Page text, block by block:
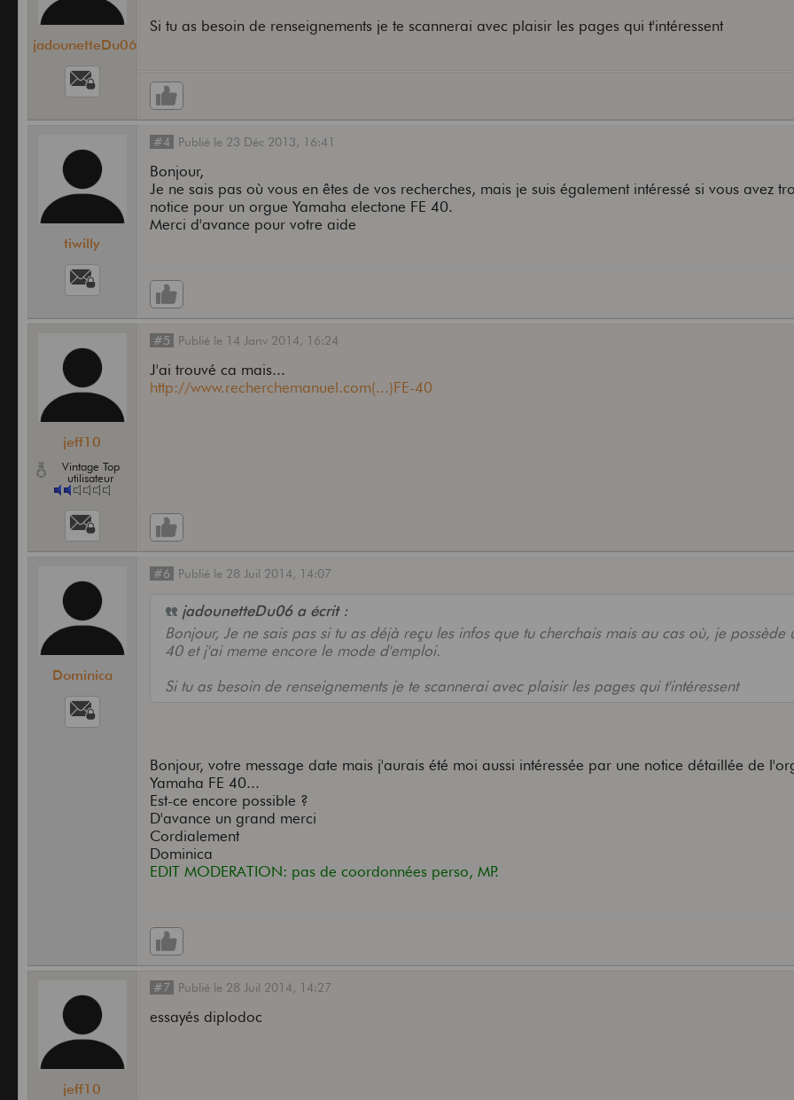
jadounetteDu06
Si tu as besoin de renseignements je te scannerai avec plaisir les pages qui t'intéressent
tiwilly
#4 Publié le 23 Déc 2013, 16:41
Bonjour,
Je ne sais pas où vous en êtes de vos recherches, mais je suis également intéressé si vous avez
notice pour un orgue Yamaha electone FE 40.
Merci d'avance pour votre aide
jeff10
Vintage Top
utilisateur
#5 Publié le 14 Janv 2014, 16:24
J'ai trouvé ca mais...
http://www.recherchemanuel.com(...)FE-40
Dominica
#6 Publié le 28 Juil 2014, 14:07
jadounetteDu06 a écrit :
Bonjour, Je ne sais pas si tu as déjà reçu les infos que tu cherchais mais au cas où, je possède
40 et j'ai meme encore le mode d'emploi.
Si tu as besoin de renseignements je te scannerai avec plaisir les pages qui t'intéressent
Bonjour, votre message date mais j'aurais été moi aussi intéressée par une notice détaillée de
Yamaha FE 40...
Est-ce encore possible ?
D'avance un grand merci
Cordialement
Dominica
EDIT MODERATION: pas de coordonnées perso, MP.
jeff10
#7 Publié le 28 Juil 2014, 14:27
essayés diplodoc